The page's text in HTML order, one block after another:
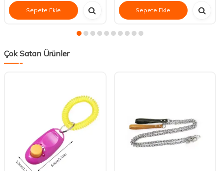
Sepete Ekle Sepete Ekle
Çok Satan Ürünler